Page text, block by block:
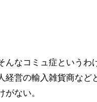
んなコミュ症というわ
経営の輸入雑貨商など
ない。